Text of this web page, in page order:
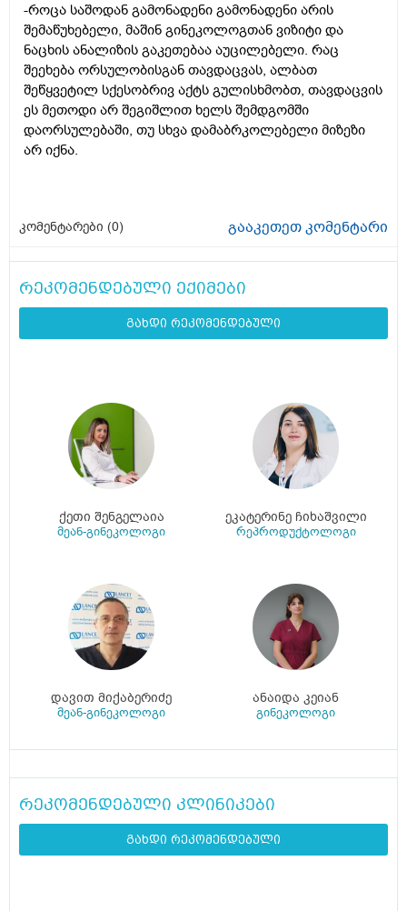
-როცა საშოდან გამონადენი გამონადენი არის
შემაწუხებელი, მაშინ გინეკოლოგთან ვიზიტი და
ნაცხის ანალიზის გაკეთებაა აუცილებელი. რაც
შეეხება ორსულობისგან თავდაცვას, ალბათ
შეწყვეტილ სქესობრივ აქტს გულისხმობთ, თავდაცვის
ეს მეთოდი არ შეგიშლით ხელს შემდგომში
დაორსულებაში, თუ სხვა დამაბრკოლებელი მიზეზი
არ იქნა.
კომენტარები (0) გააკეთეთ კომენტარი
რეკომენდებული ექიმები
გახდი რეკომენდებული
ქეთი შენგელაია
მეან-გინეკოლოგი
ეკატერინე ჩიხაშვილი
რეპროდუქტოლოგი
დავით მიქაბერიძე
მეან-გინეკოლოგი
ანაიდა კეიან
გინეკოლოგი
რეკომენდებული კლინიკები
გახდი რეკომენდებული